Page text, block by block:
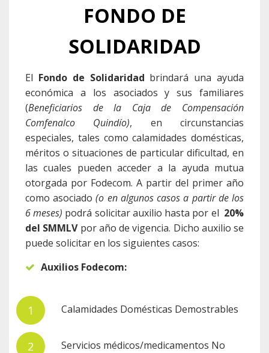
FONDO DE
SOLIDARIDAD
El Fondo de Solidaridad brindará una ayuda
económica a los asociados y sus familiares
(Beneficiarios de la Caja de Compensación
Comfenalco Quindío), en circunstancias
especiales, tales como calamidades domésticas,
méritos o situaciones de particular dificultad, en
las cuales pueden acceder a la ayuda mutua
otorgada por Fodecom. A partir del primer año
como asociado(o en algunos casos a partir de los
6 meses) podrá solicitar auxilio hasta por el 20%
del SMMLVpor año de vigencia. Dicho auxilio se
puede solicitar en los siguientes casos:
Auxilios Fodecom:
Calamidades Domésticas Demostrables
Servicios médicos/medicamentos No